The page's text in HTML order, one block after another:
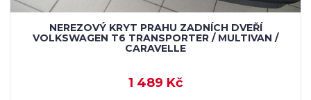
NEREZOVÝ KRYT PRAHU ZADNÍCH DVEŘÍ
VOLKSWAGEN T6 TRANSPORTER / MULTIVAN /
CARAVELLE
1 489 Kč